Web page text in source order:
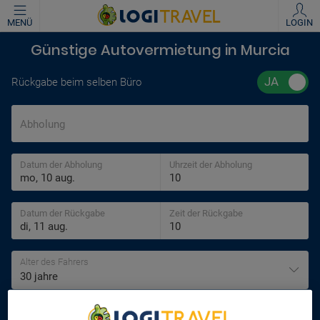
MENÜ LOGIN
Günstige Autovermietung in Murcia
Rückgabe beim selben Büro
Abholung
Datum der Abholung Uhrzeit der Abholung
Datum der Rückgabe Zeit der Rückgabe
Alter des Fahrers
30 jahre